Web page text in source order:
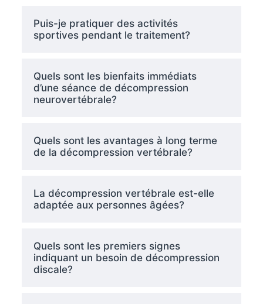
Puis-je pratiquer des activités
sportives pendant le traitement?
Quels sont les bienfaits immédiats
d’une séance de décompression
neurovertébrale?
Quels sont les avantages à long terme
de la décompression vertébrale?
La décompression vertébrale est-elle
adaptée aux personnes âgées?
Quels sont les premiers signes
indiquant un besoin de décompression
discale?